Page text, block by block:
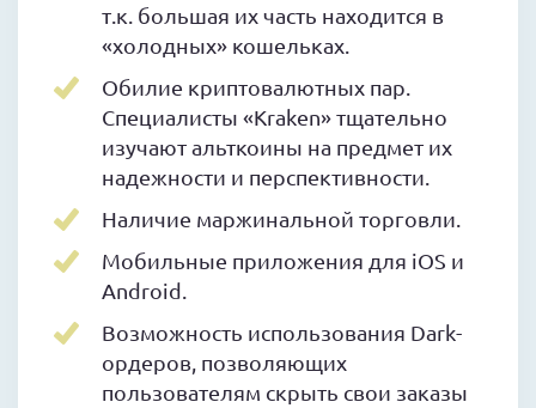
т.к. большая их часть находится в
«холодных» кошельках.
Обилие криптовалютных пар.
Специалисты «Kraken» тщательно
изучают альткоины на предмет их
надежности и перспективности.
Наличие маржинальной торговли.
Мобильные приложения для iOS и
Android.
Возможность использования Dark-
ордеров, позволяющих
пользователям скрыть свои заказы